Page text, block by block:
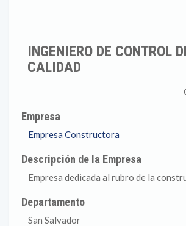
INGENIERO DE CONTROL
CALIDAD
Empresa
Empresa Constructora
Descripción de la Empresa
Empresa dedicada al rubro de la
Departamento
San Salvador